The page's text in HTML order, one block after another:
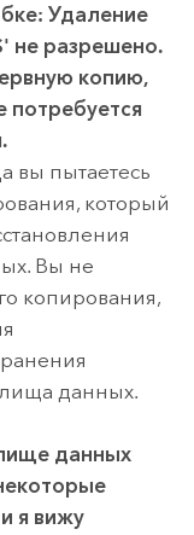
Удаление
не разрешено.
копию,
потребуется
вы пытаетесь
который
Вы не
копирования,
данных.
данных
я вижу